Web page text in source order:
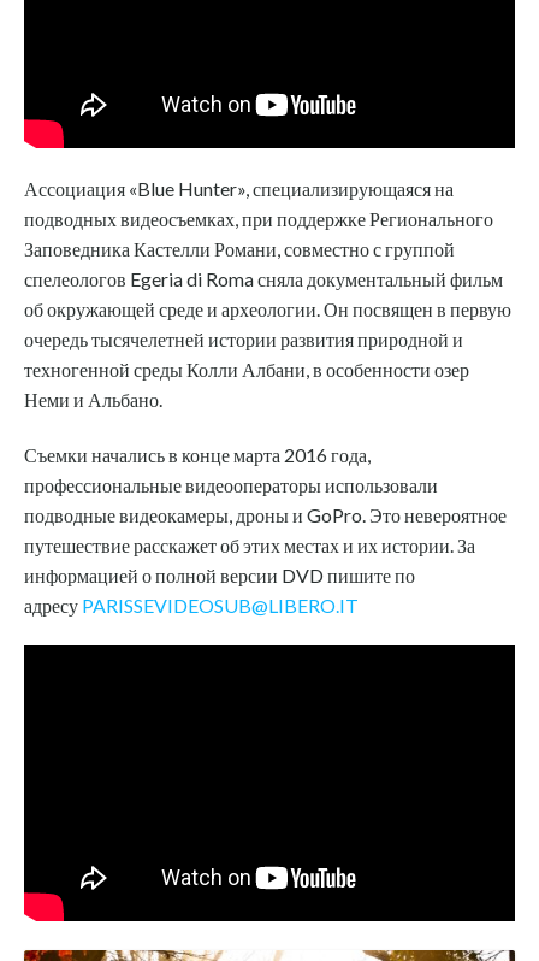
Ассоциация «Blue Hunter», специализирующаяся на
подводных видеосъемках, при поддержке Регионального
Заповедника Кастелли Романи, совместно с группой
спелеологов Egeria di Roma сняла документальный фильм
об окружающей среде и археологии. Он посвящен в первую
очередь тысячелетней истории развития природной и
техногенной среды Колли Албани, в особенности озер
Неми и Альбано.
Съемки начались в конце марта 2016 года,
профессиональные видеооператоры использовали
подводные видеокамеры, дроны и GoPro. Это невероятное
путешествие расскажет об этих местах и их истории. За
информацией о полной версии DVD пишите по
адресу PARISSEVIDEOSUB@LIBERO.IT